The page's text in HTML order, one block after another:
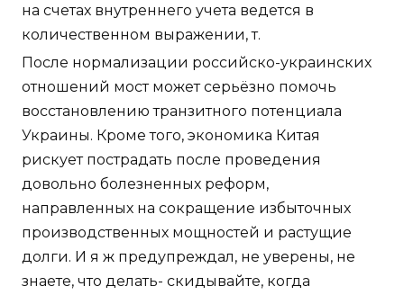
на счетах внутреннего учета ведется в
количественном выражении, т.
После нормализации российско-украинских
отношений мост может серьёзно помочь
восстановлению транзитного потенциала
Украины. Кроме того, экономика Китая
рискует пострадать после проведения
довольно болезненных реформ,
направленных на сокращение избыточных
производственных мощностей и растущие
долги. И я ж предупреждал, не уверены, не
знаете, что делать- скидывайте, когда